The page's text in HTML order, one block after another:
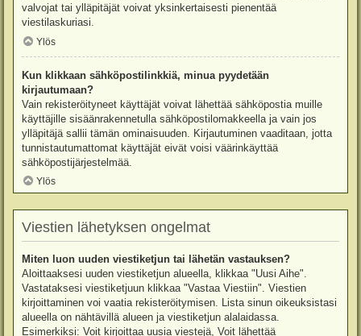
valvojat tai ylläpitäjät voivat yksinkertaisesti pienentää
viestilaskuriasi.
Ylös
Kun klikkaan sähköpostilinkkiä, minua pyydetään
kirjautumaan?
Vain rekisteröityneet käyttäjät voivat lähettää sähköpostia muille
käyttäjille sisäänrakennetulla sähköpostilomakkeella ja vain jos
ylläpitäjä sallii tämän ominaisuuden. Kirjautuminen vaaditaan, jotta
tunnistautumattomat käyttäjät eivät voisi väärinkäyttää
sähköpostijärjestelmää.
Ylös
Viestien lähetyksen ongelmat
Miten luon uuden viestiketjun tai lähetän vastauksen?
Aloittaaksesi uuden viestiketjun alueella, klikkaa "Uusi Aihe".
Vastataksesi viestiketjuun klikkaa "Vastaa Viestiin". Viestien
kirjoittaminen voi vaatia rekisteröitymisen. Lista sinun oikeuksistasi
alueella on nähtävillä alueen ja viestiketjun alalaidassa.
Esimerkiksi: Voit kirjoittaa uusia viestejä, Voit lähettää